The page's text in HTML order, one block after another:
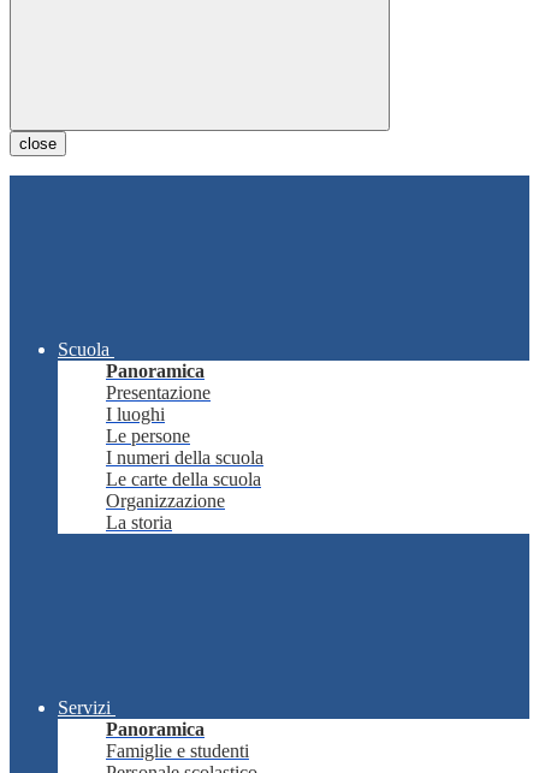
close
Scuola
Panoramica
Presentazione
I luoghi
Le persone
I numeri della scuola
Le carte della scuola
Organizzazione
La storia
Servizi
Panoramica
Famiglie e studenti